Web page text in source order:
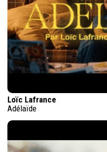
Loïc Lafrance
Adélaïde